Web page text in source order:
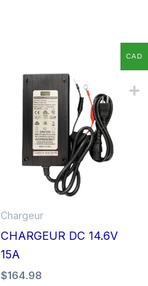
Chargeur
CHARGEUR DC 14.6V
15A
$164.98
CAD